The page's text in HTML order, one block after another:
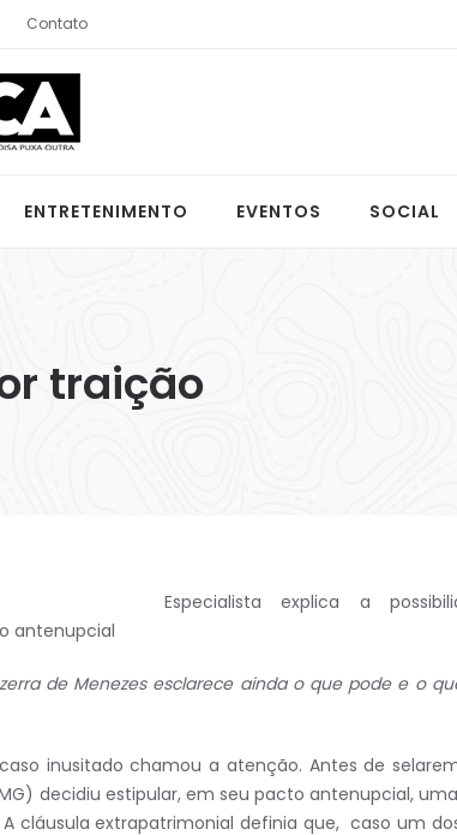
Contato
ENTRETENIMENTO EVENTOS SOCIAL
traição
Especialista explica a
antenupcial
de Menezes esclarece ainda o que pode e o
inusitado chamou a atenção. Antes de
decidiu estipular, em seu pacto antenupcial,
cláusula extrapatrimonial definia que, caso um